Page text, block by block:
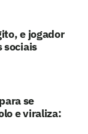
e jogador
sociais
se
e viraliza: